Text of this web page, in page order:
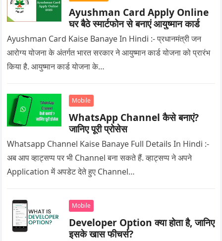
Ayushman Card Apply Online
घर बैठे स्मार्टफोन से बनाएं आयुष्मान कार्ड
Ayushman Card Kaise Banaye In Hindi :- प्रधानमंत्री जन
आरोग्य योजना के अंतर्गत भारत सरकार ने आयुष्मान कार्ड योजना को प्रारंभ
किया है. आयुष्मान कार्ड योजना के…
Mobile
WhatsApp Channel कैसे बनाएं?
जानिए पूरी प्रोसेस
Whatsapp Channel Kaise Banaye Full Details In Hindi :-
अब आप व्हाट्सप्प पर भी Channel बना सकते हैं. व्हाट्सप्प ने अपने
Application में अपडेट देते हुए Channel…
Mobile
Developer Option क्या होता है, जानिए
इसके खास फीचर्स?